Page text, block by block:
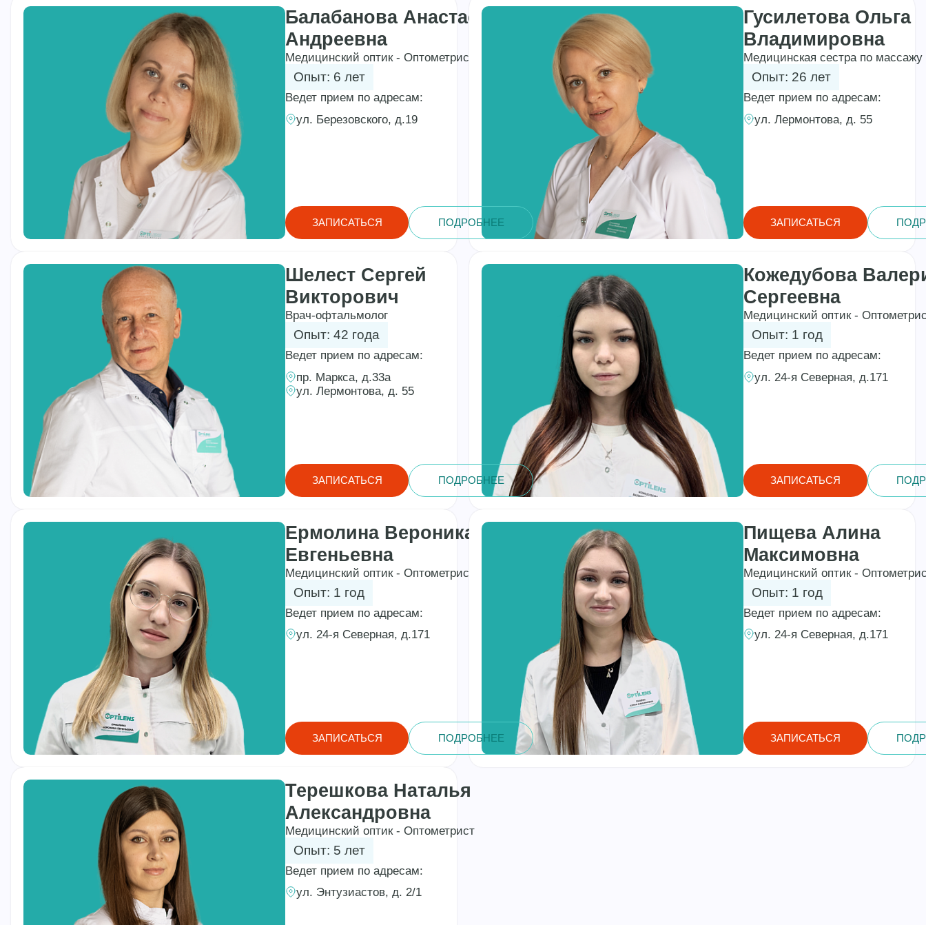
Балабанова Анастасия
Андреевна
Медицинский оптик - Оптометрист
Опыт: 6 лет
Ведет прием по адресам:
ул. Березовского, д.19
ЗАПИСАТЬСЯ ПОДРОБНЕЕ
Гусилетова Ольга
Владимировна
Медицинская сестра по массажу
Опыт: 26 лет
Ведет прием по адресам:
ул. Лермонтова, д. 55
ЗАПИСАТЬСЯ
Шелест Сергей
Викторович
Врач-офтальмолог
Опыт: 42 года
Ведет прием по адресам:
пр. Маркса, д.33а
ул. Лермонтова, д. 55
ЗАПИСАТЬСЯ ПОДРОБНЕЕ
Кожедубова
Сергеевна
Медицинский оптик -
Опыт: 1 год
Ведет прием по адресам:
ул. 24-я Северная, д.171
ЗАПИСАТЬСЯ
Ермолина Вероника
Евгеньевна
Медицинский оптик - Оптометрист
Опыт: 1 год
Ведет прием по адресам:
ул. 24-я Северная, д.171
ЗАПИСАТЬСЯ ПОДРОБНЕЕ
Пищева Алина
Максимовна
Медицинский оптик -
Опыт: 1 год
Ведет прием по адресам:
ул. 24-я Северная, д.171
ЗАПИСАТЬСЯ
Терешкова Наталья
Александровна
Медицинский оптик - Оптометрист
Опыт: 5 лет
Ведет прием по адресам:
ул. Энтузиастов, д. 2/1